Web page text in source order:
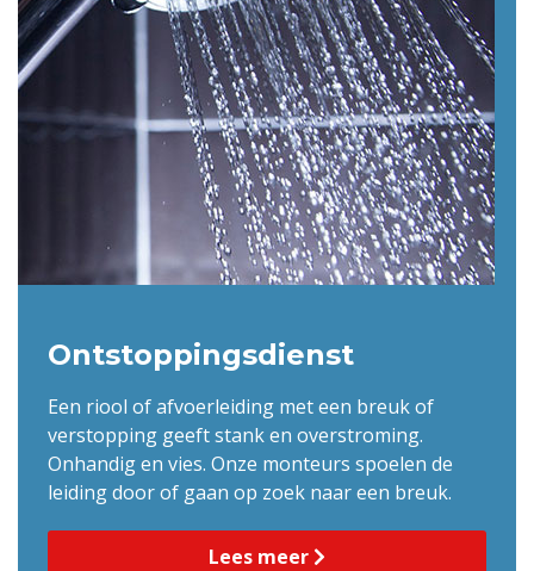
Ontstoppingsdienst
Een riool of afvoerleiding met een breuk of
verstopping geeft stank en overstroming.
Onhandig en vies. Onze monteurs spoelen de
leiding door of gaan op zoek naar een breuk.
Lees meer